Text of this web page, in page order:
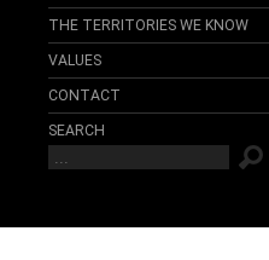
THE TERRITORIES WE KNOW
VALUES
CONTACT
SEARCH